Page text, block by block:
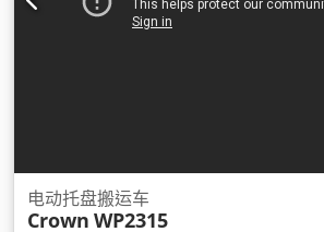
电动托盘搬运车
Crown WP2315